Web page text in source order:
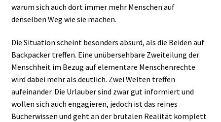
warum sich auch dort immer mehr Menschen auf
denselben Weg wie sie machen.
Die Situation scheint besonders absurd, als die Beiden auf
Backpacker treffen. Eine unübersehbare Zweiteilung der
Menschheit im Bezug auf elementare Menschenrechte
wird dabei mehr als deutlich. Zwei Welten treffen
aufeinander. Die Urlauber sind zwar gut informiert und
wollen sich auch engagieren, jedoch ist das reines
Bücherwissen und geht an der brutalen Realität komplett